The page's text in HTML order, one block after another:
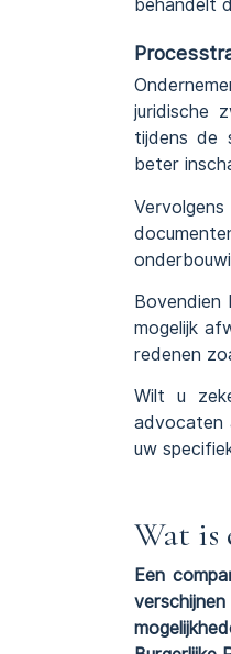
behandelt
juridische
tijdens de
beter
mogelijk
redenen
Wilt u
advocaten
uw
Wat is
Een